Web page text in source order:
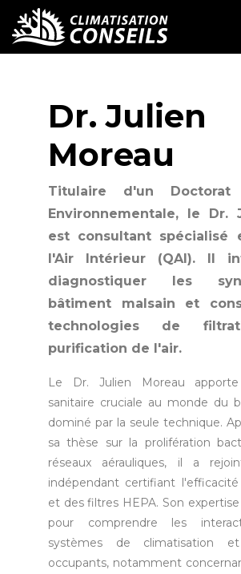
Dr. Julien
Moreau
Titulaire d'un
Environnementale, le Dr.
est consultant spécialisé
l'Air Intérieur (QAI). Il
diagnostiquer les
bâtiment malsain et
technologies de
purification de l'air.
Le Dr. Julien Moreau
sanitaire cruciale au monde du
dominé par la seule technique.
sa thèse sur la prolifération
réseaux aérauliques, il a
indépendant certifiant
et des filtres HEPA. Son
pour comprendre les
systèmes de climatisation
occupants, notamment